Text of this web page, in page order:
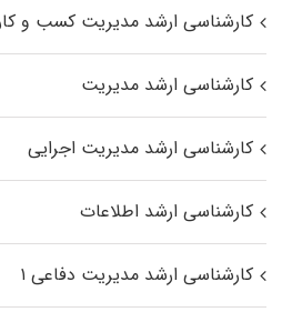
کارشناسی ارشد مدیریت کسب و
کارشناسی ارشد مدیریت
کارشناسی ارشد مدیریت اجرایی
کارشناسی ارشد اطلاعات
کارشناسی ارشد مدیریت دفاعی ۱